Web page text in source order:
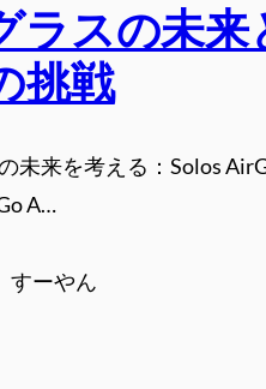
ラスの未来
挑戦
未来を考える：Solos
A…
すーやん